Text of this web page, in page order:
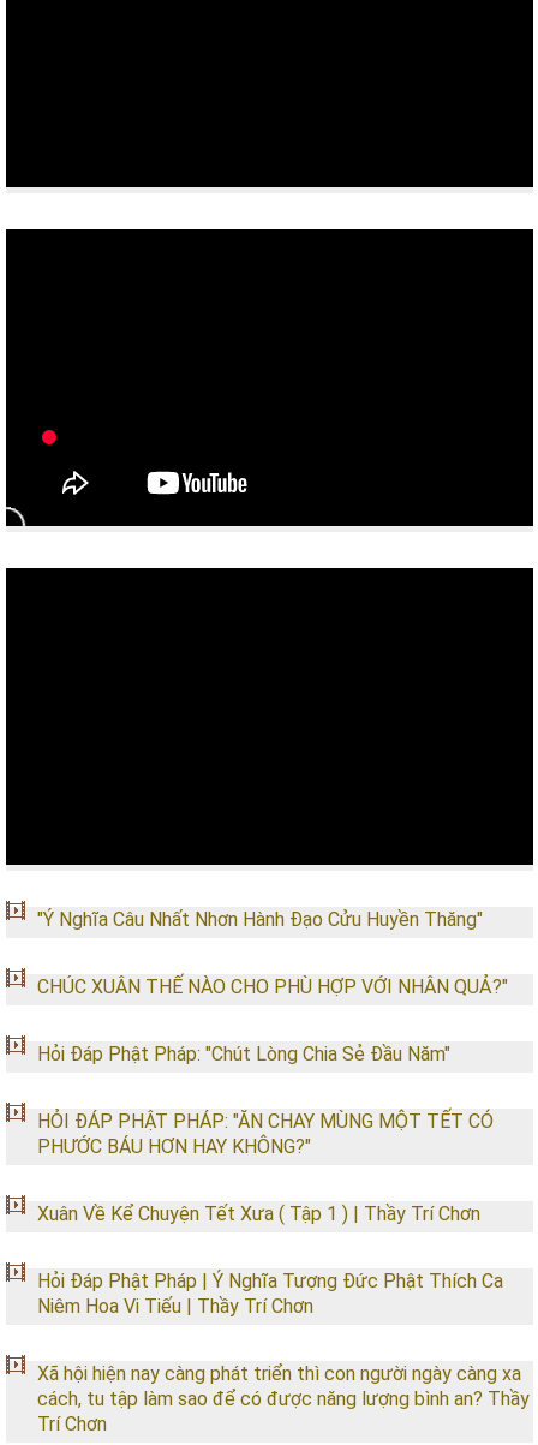
"Ý Nghĩa Câu Nhất Nhơn Hành Đạo Cửu Huyền Thăng"
CHÚC XUÂN THẾ NÀO CHO PHÙ HỢP VỚI NHÂN QUẢ?"
Hỏi Đáp Phật Pháp: "Chút Lòng Chia Sẻ Đầu Năm"
HỎI ĐÁP PHẬT PHÁP: "ĂN CHAY MÙNG MỘT TẾT CÓ
PHƯỚC BÁU HƠN HAY KHÔNG?"
Xuân Về Kể Chuyện Tết Xưa ( Tập 1 ) | Thầy Trí Chơn
Hỏi Đáp Phật Pháp | Ý Nghĩa Tượng Đức Phật Thích Ca
Niêm Hoa Vi Tiếu | Thầy Trí Chơn
Xã hội hiện nay càng phát triển thì con người ngày càng xa
cách, tu tập làm sao để có được năng lượng bình an? Thầy
Trí Chơn